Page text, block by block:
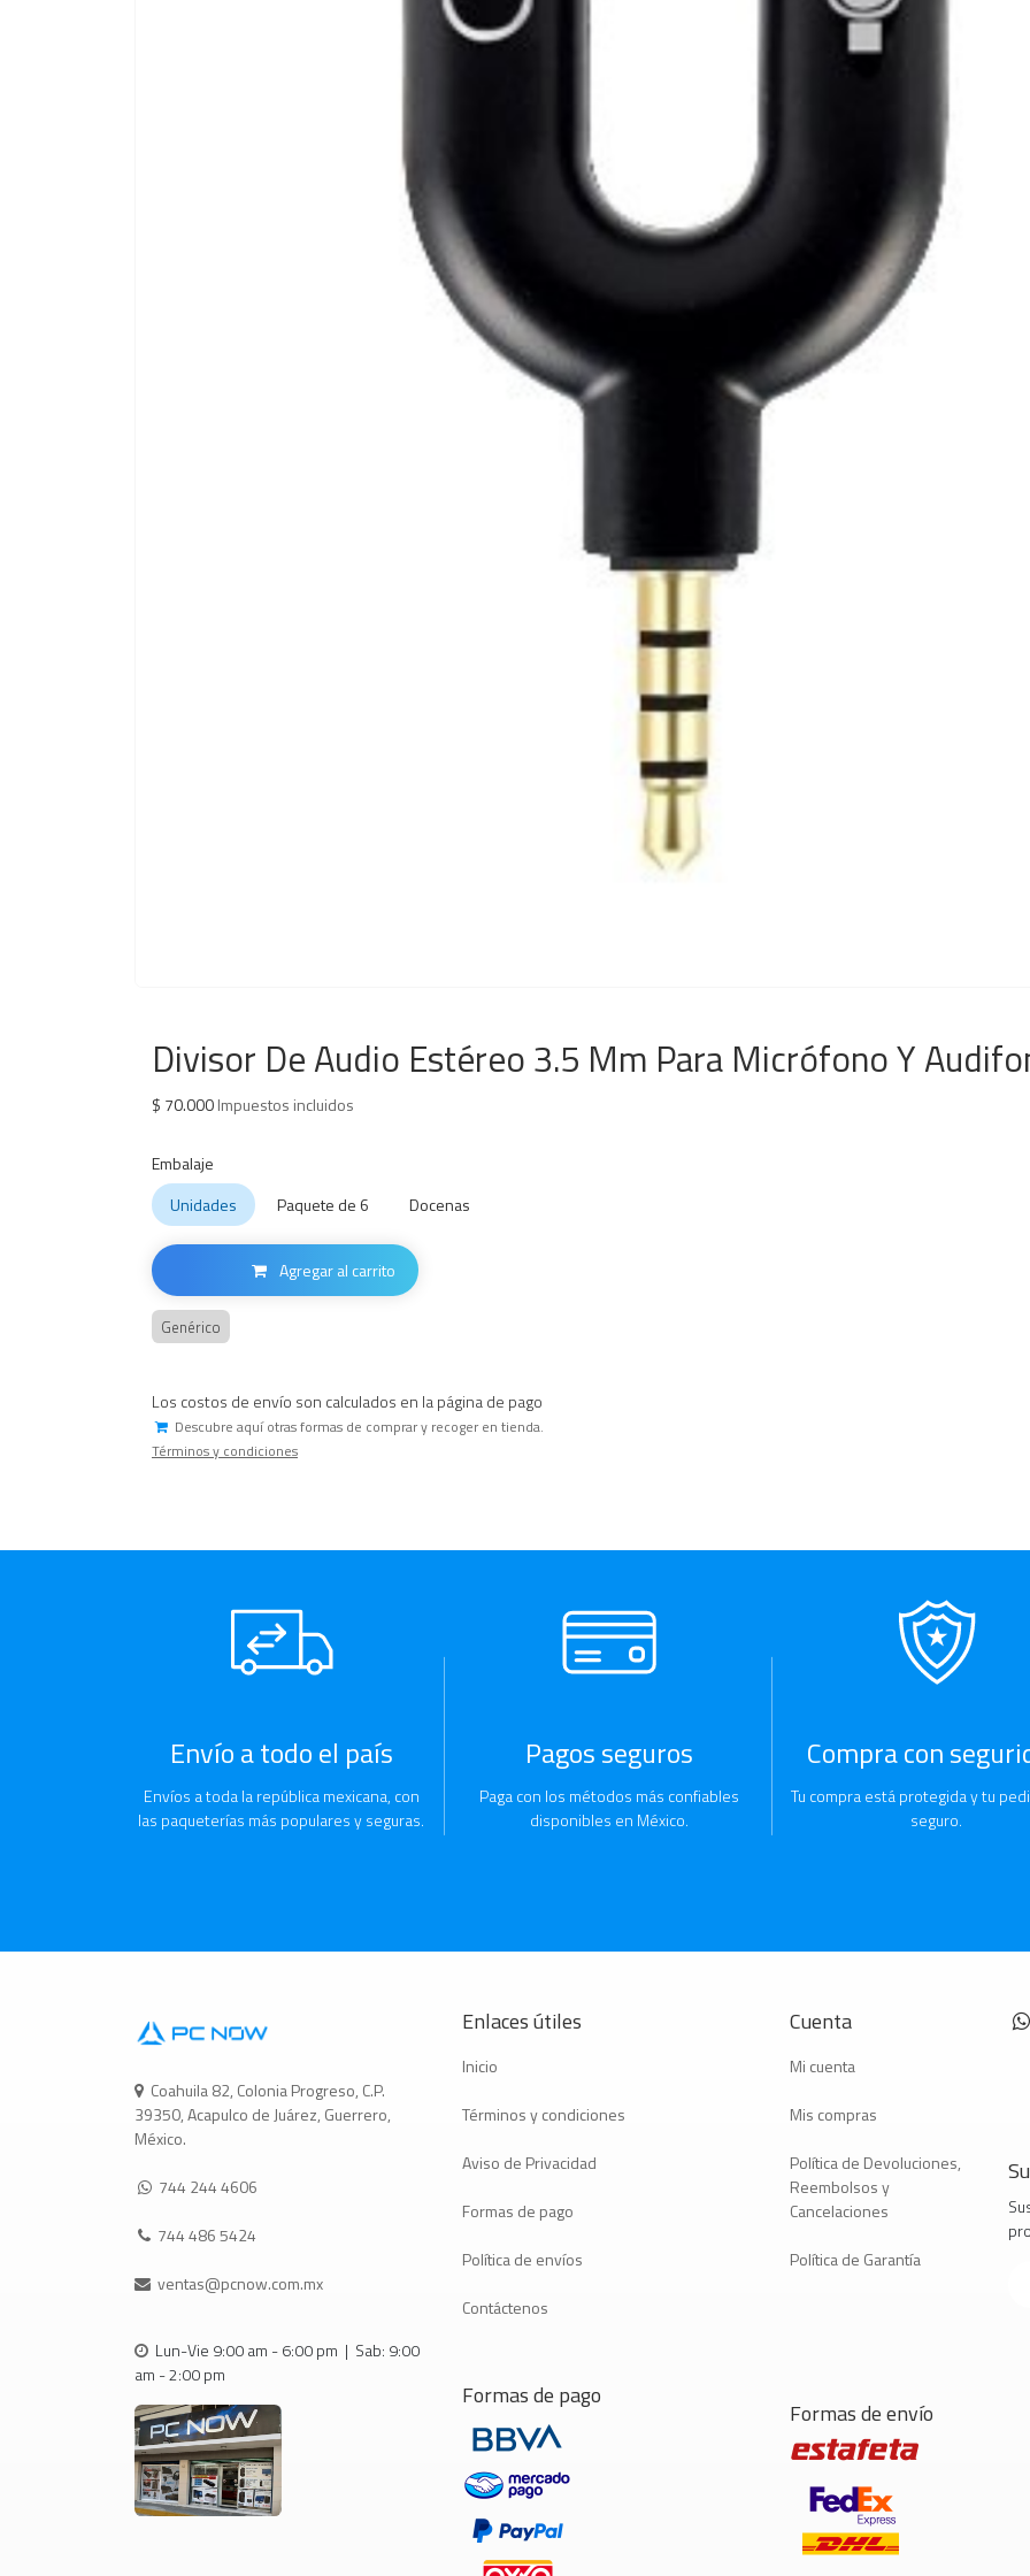
Divisor De Audio Estéreo 3.5 Mm Para Micrófono Y
$ 70.000Impuestos incluidos
Embalaje
Unidades
Paquete de 6 Docenas
Agregar al carrito
Genérico
Los costos de envío son calculados en la página de pago
Descubre aquí otras formas de comprar y recoger en tienda.
Términos y condiciones
Envío a todo el país
Envíos a toda la república mexicana, con
las paqueterías más populares y seguras.
Pagos seguros
Paga con los métodos más confiables
disponibles en México.
Compra con
Tu compra está protegida y tu
seguro.
Coahuila 82, Colonia Progreso, C.P.
39350, Acapulco de Juárez, Guerrero,
México.
744 244 4606
744 486 5424
ventas@pcnow.com.mx
Lun-Vie 9:00 am - 6:00 pm | Sab: 9:00
am - 2:00 pm
Enlaces útiles
Inicio
Términos y condiciones
Aviso de Privacidad
Formas de pago
Política de envíos
Contáctenos
Formas de pago
Cuenta
Mi cuenta
Mis compras
Política de Devoluciones,
Reembolsos y
Cancelaciones
Política de Garantía
Formas de envío